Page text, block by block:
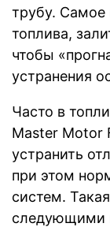
трубу. Самое
топлива,
чтобы
устранения
Часто в
Master Motor
устранить
при этом
систем. Такая
следующими